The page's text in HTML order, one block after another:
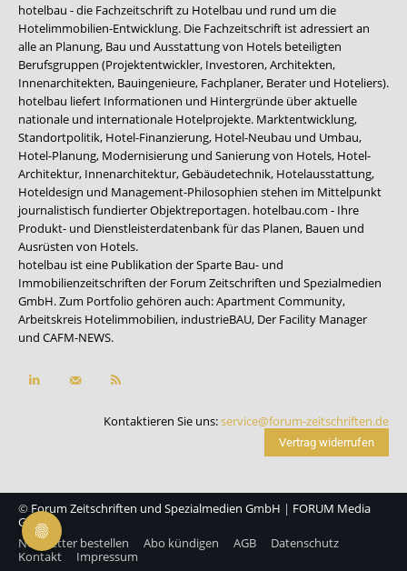
hotelbau - die Fachzeitschrift zu Hotelbau und rund um die
Hotelimmobilien-Entwicklung. Die Fachzeitschrift ist adressiert an
alle an Planung, Bau und Ausstattung von Hotels beteiligten
Berufsgruppen (Projektentwickler, Investoren, Architekten,
Innenarchitekten, Bauingenieure, Fachplaner, Berater und Hoteliers).
hotelbau liefert Informationen und Hintergründe über aktuelle
nationale und internationale Hotelprojekte. Marktentwicklung,
Standortpolitik, Hotel-Finanzierung, Hotel-Neubau und Umbau,
Hotel-Planung, Modernisierung und Sanierung von Hotels, Hotel-
Architektur, Innenarchitektur, Gebäudetechnik, Hotelausstattung,
Hoteldesign und Management-Philosophien stehen im Mittelpunkt
journalistisch fundierter Objektreportagen. hotelbau.com - Ihre
Produkt- und Dienstleisterdatenbank für das Planen, Bauen und
Ausrüsten von Hotels.
hotelbau ist eine Publikation der Sparte Bau- und
Immobilienzeitschriften der Forum Zeitschriften und Spezialmedien
GmbH. Zum Portfolio gehören auch:Apartment Community,
Arbeitskreis Hotelimmobilien, industrieBAU, Der Facility Manager
und CAFM-NEWS.
Kontaktieren Sie uns:service@forum-zeitschriften.de
Vertrag widerrufen
© Forum Zeitschriften und Spezialmedien GmbH | FORUM Media
Group
Newsletter bestellen
Abo kündigen AGB
Datenschutz
Kontakt
Impressum